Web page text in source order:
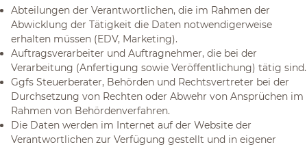
Abteilungen der Verantwortlichen, die im Rahmen der
Abwicklung der Tätigkeit die Daten notwendigerweise
erhalten müssen (EDV, Marketing).
Auftragsverarbeiter und Auftragnehmer, die bei der
Verarbeitung (Anfertigung sowie Veröffentlichung) tätig sind.
Ggfs Steuerberater, Behörden und Rechtsvertreter bei der
Durchsetzung von Rechten oder Abwehr von Ansprüchen im
Rahmen von Behördenverfahren.
Die Daten werden im Internet auf der Website der
Verantwortlichen zur Verfügung gestellt und in eigener